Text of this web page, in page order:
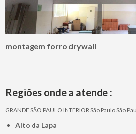
montagem forro drywall
Regiões onde a atende :
GRANDE SÃO PAULO INTERIORSão PauloSão
Alto da Lapa